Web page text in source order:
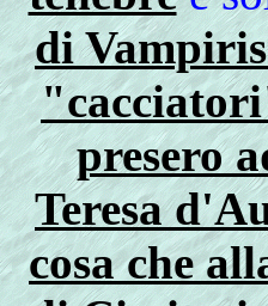
di
presero
Teresa
cosa che